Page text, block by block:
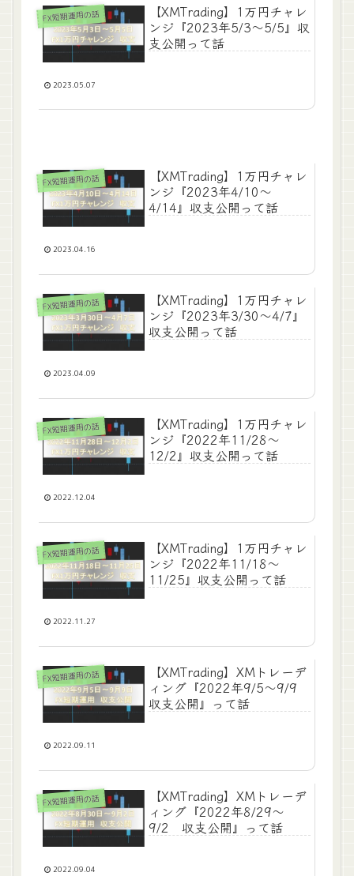
FX短期運用の話
【XMTrading】1万円チャレ
ンジ『2023年5/3～5/5』収
支公開って話
2023.05.07
FX短期運用の話
【XMTrading】1万円チャレ
ンジ『2023年4/10～
4/14』収支公開って話
2023.04.16
FX短期運用の話
【XMTrading】1万円チャレ
ンジ『2023年3/30～4/7』
収支公開って話
2023.04.09
FX短期運用の話
【XMTrading】1万円チャレ
ンジ『2022年11/28～
12/2』収支公開って話
2022.12.04
FX短期運用の話
【XMTrading】1万円チャレ
ンジ『2022年11/18～
11/25』収支公開って話
2022.11.27
FX短期運用の話
【XMTrading】XMトレーデ
ィング『2022年9/5～9/9
収支公開』って話
2022.09.11
FX短期運用の話
【XMTrading】XMトレーデ
ィング『2022年8/29～
9/2 収支公開』って話
2022.09.04